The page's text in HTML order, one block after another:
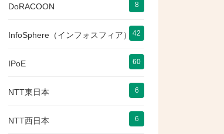
DoRACOON 8
InfoSphere（インフォスフィア） 42
IPoE 60
NTT東日本 6
NTT西日本 6